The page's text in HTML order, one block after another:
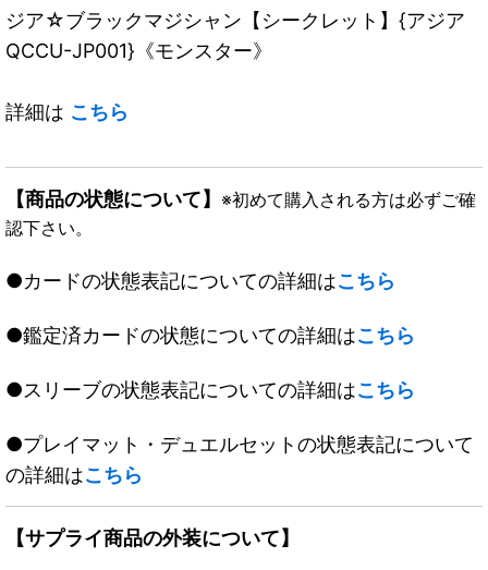
ジア☆ブラックマジシャン【シークレット】{アジア
QCCU-JP001}《モンスター》
詳細は こちら
【商品の状態について】 ※初めて購入される方は必ずご確
認下さい。
●カードの状態表記についての詳細はこちら
●鑑定済カードの状態についての詳細はこちら
●スリーブの状態表記についての詳細はこちら
●プレイマット・デュエルセットの状態表記について
の詳細はこちら
【サプライ商品の外装について】